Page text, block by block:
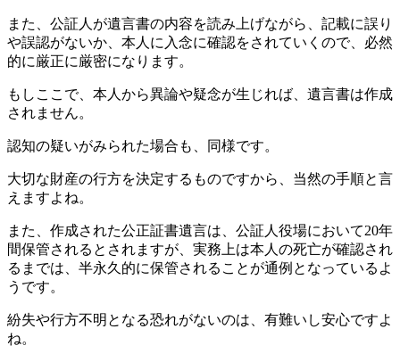
また、公証人が遺言書の内容を読み上げながら、記載に誤り
や誤認がないか、本人に入念に確認をされていくので、必然
的に厳正に厳密になります。
もしここで、本人から異論や疑念が生じれば、遺言書は作成
されません。
認知の疑いがみられた場合も、同様です。
大切な財産の行方を決定するものですから、当然の手順と言
えますよね。
また、作成された公正証書遺言は、公証人役場において20年
間保管されるとされますが、実務上は本人の死亡が確認され
るまでは、半永久的に保管されることが通例となっているよ
うです。
紛失や行方不明となる恐れがないのは、有難いし安心ですよ
ね。